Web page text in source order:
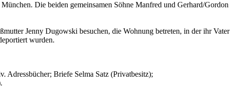
Die beiden gemeinsamen Söhne Manfred und Gerhard/Gordon
Jenny Dugowski besuchen, die Wohnung betreten, in der ihr Vater
wurden.
Adressbücher; Briefe Selma Satz (Privatbesitz);